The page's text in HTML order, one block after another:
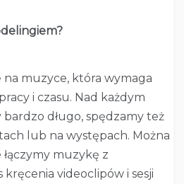
muzyce, która wymaga
i czasu. Nad każdym
długo, spędzamy też
lub na występach. Można
muzykę z
videoclipów i sesji